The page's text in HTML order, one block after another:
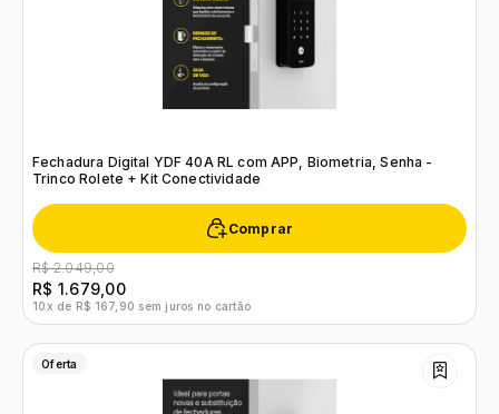
Fechadura Digital YDF 40A RL com APP, Biometria, Senha -
Trinco Rolete + Kit Conectividade
Comprar
R$ 2.049,00
R$ 1.679,00
10x de R$ 167,90 sem juros no cartão
Oferta